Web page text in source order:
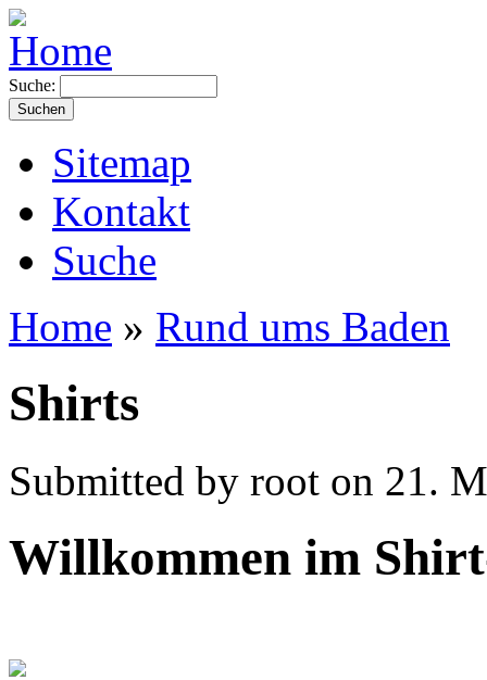
Suche:
Sitemap
Kontakt
Suche
Home » Rund ums Baden
Shirts
Submitted by root on 21.
Willkommen im